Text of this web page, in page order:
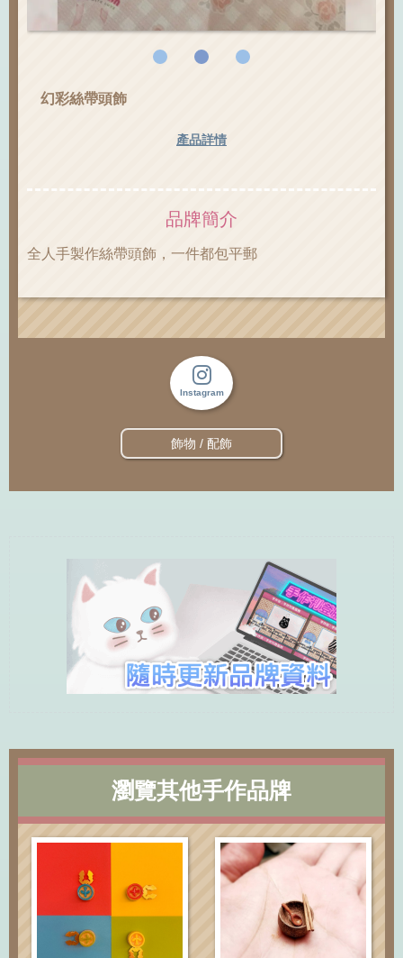
幻彩絲帶頭飾
產品詳情
品牌簡介
全人手製作絲帶頭飾，一件都包平郵
Instagram
飾物 / 配飾
瀏覽其他手作品牌